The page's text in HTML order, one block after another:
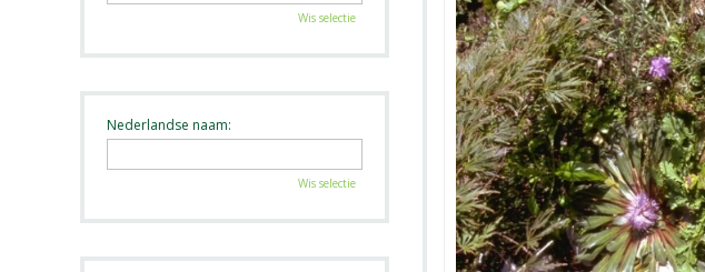
Wis selectie
Nederlandse naam:
Wis selectie